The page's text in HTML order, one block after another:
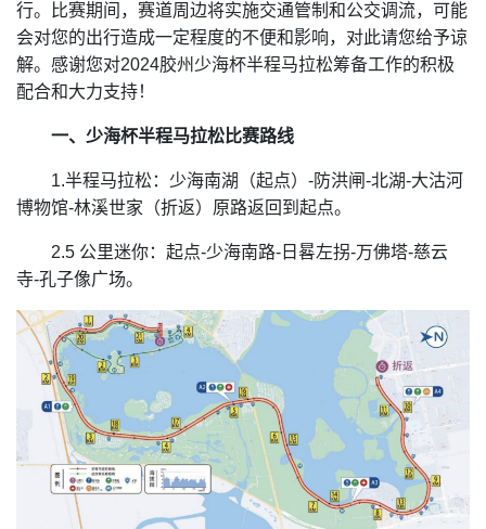
行。比赛期间，赛道周边将实施交通管制和公交调流，可能
会对您的出行造成一定程度的不便和影响，对此请您给予谅
解。感谢您对2024胶州少海杯半程马拉松筹备工作的积极
配合和大力支持！
一、少海杯半程马拉松比赛路线
1.半程马拉松：少海南湖（起点）-防洪闸-北湖-大沽河
博物馆-林溪世家（折返）原路返回到起点。
2.5 公里迷你：起点-少海南路-日晷左拐-万佛塔-慈云
寺-孔子像广场。